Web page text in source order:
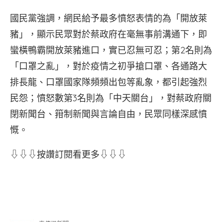
國民黨強調，網民給予最多憤怒表情的為「開放萊
豬」，顯示民眾對於蔡政府在毫無事前溝通下，即
蠻橫鴨霸開放萊豬進口，實已忍無可忍；第2名則為
「口罩之亂」，對於疫情之初爭搶口罩、各通路大
排長龍、口罩國家隊頻頻出包等亂象，都引起強烈
民怨；憤怒數第3名則為「中天關台」，對蔡政府關
閉新聞台、箝制新聞與言論自由，民眾同樣深感憤
慨。
⇩⇩⇩按讚訂閱看更多⇩⇩⇩